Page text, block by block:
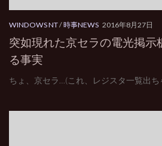
WINDOWS NT/時事NEWS 2016年8月27日
突如現れた京セラの電光掲示
る事実
ちょ、京セラ…(これ、レジスタ一覧出ち